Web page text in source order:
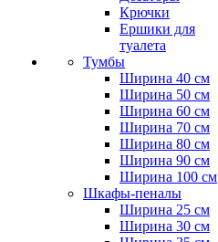
Крючки
Ершики для
туалета
Тумбы
Ширина 40 см
Ширина 50 см
Ширина 60 см
Ширина 70 см
Ширина 80 см
Ширина 90 см
Ширина 100 см
Шкафы-пеналы
Ширина 25 см
Ширина 30 см